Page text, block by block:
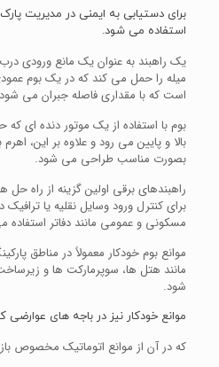
برای دستیابی به ایمنی در مدیریت
استفاده می شود.
یک راهبند به عنوان یک مانع ورودی
میله را حمل می کند که در یک بوم
است که با مقداری فاصله جبران می
بوم با استفاده از یک موتور دنده ای
بالا و پایین می رود و علاوه بر این،
بصورت مناسب طراحی می شود.
راهبندهای برقی اولین گزینه از راه
برای کنترل ورود وسایل نقلیه یا
مسکونی و عمومی مانند دفاتر استفاده
موانع بوم خودکار معمولاً در مناطق
مانند هتل ها، سوپرمارکت ها و
شود.
موانع خودکار نیز در باجه های عوارضی
که در آن از موانع اتوماتیک مخصوص